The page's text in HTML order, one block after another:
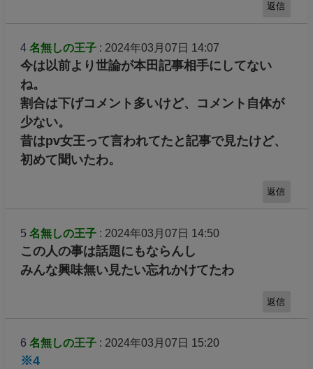
返信
4 名無しの王子: 2024年03月07日 14:07
今は以前より世論が本田記事相手にしてない
ね。
割合は下げコメント多いけど、コメント自体が
少ない。
昔はpv女王って言われてたと記事で見たけど、
初めて聞いたわ。
返信
5 名無しの王子: 2024年03月07日 14:50
この人の事は話題にもならんし
みんな興味無い見たい忘れかけてたわ
返信
6 名無しの王子: 2024年03月07日 15:20
※4